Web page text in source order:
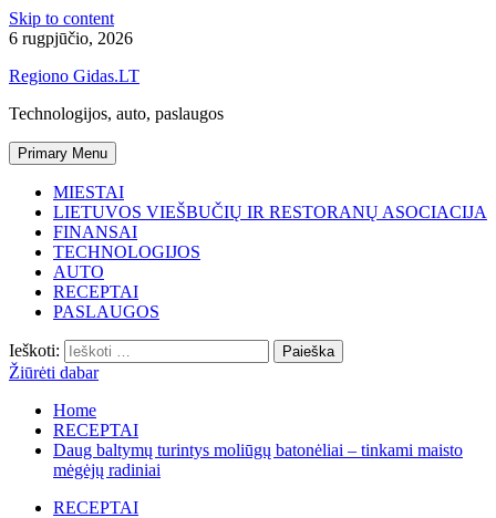
Skip to content
6 rugpjūčio, 2026
Regiono Gidas.LT
Technologijos, auto, paslaugos
Primary Menu
MIESTAI
LIETUVOS VIEŠBUČIŲ IR RESTORANŲ ASOCIACIJA
FINANSAI
TECHNOLOGIJOS
AUTO
RECEPTAI
PASLAUGOS
Ieškoti:
Žiūrėti dabar
Home
RECEPTAI
Daug baltymų turintys moliūgų batonėliai – tinkami maisto
mėgėjų radiniai
RECEPTAI